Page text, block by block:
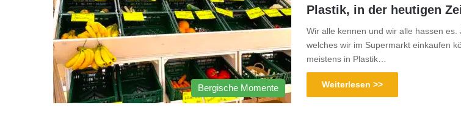
Bergische Momente
Plastik, in der heutigen
Wir alle kennen und wir alle hassen es.
welches wir im Supermarkt einkaufen
meistens in Plastik…
Weiterlesen >>